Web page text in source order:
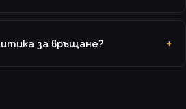
за връщане?